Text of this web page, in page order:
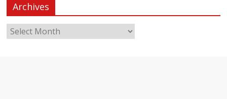
Archives